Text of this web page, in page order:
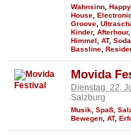
Wahnsinn Happy,
House Electronic
Groove
Kinder, Afterhour,
Himmel
AT, Soda
Bassline
Movida
Dienstag, 22.
Salzburg
Musik, Spaß,
Bewegen, AT,